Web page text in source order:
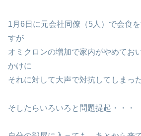
1月6日に元会社同僚（5人）で会食
すが
オミクロンの増加で家内がやめてお
かけに
それに対して大声で対抗してしまった
そしたらいろいろと問題提起・・・